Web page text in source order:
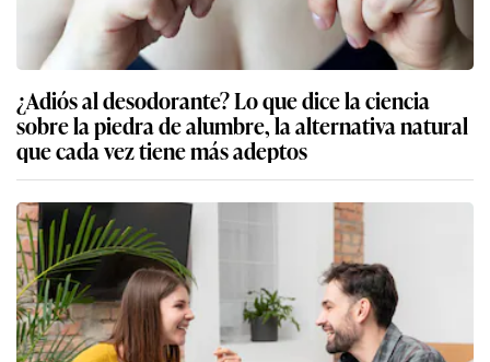
¿Adiós al desodorante? Lo que dice la ciencia
sobre la piedra de alumbre, la alternativa natural
que cada vez tiene más adeptos